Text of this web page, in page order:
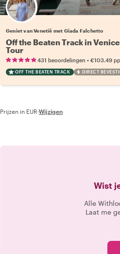
17 andere locals beschikbaar
Geniet van Venetië met Giada Falchetto
Off the Beaten Track in
Tour
431 beoordelingen • €103.49 pp
OFF THE BEATEN TRACK DIRECT
Prijzen in EUR·Wijzigen
Wist
Alle
Laat me